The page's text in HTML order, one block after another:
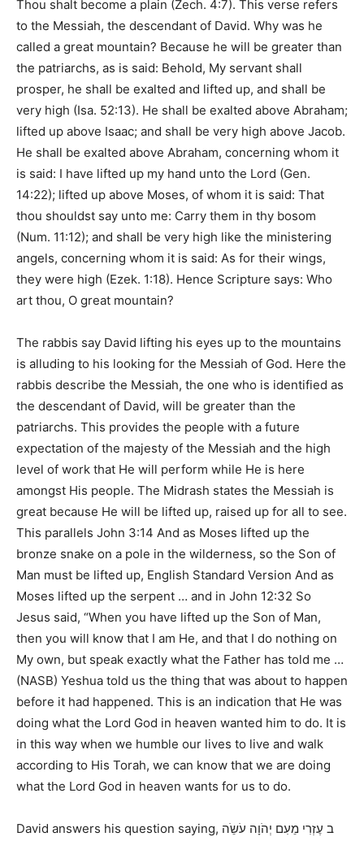
Thou shalt become a plain (Zech. 4:7). This verse refers
to the Messiah, the descendant of David. Why was he
called a great mountain? Because he will be greater than
the patriarchs, as is said: Behold, My servant shall
prosper, he shall be exalted and lifted up, and shall be
very high (Isa. 52:13). He shall be exalted above Abraham;
lifted up above Isaac; and shall be very high above Jacob.
He shall be exalted above Abraham, concerning whom it
is said: I have lifted up my hand unto the Lord (Gen.
14:22); lifted up above Moses, of whom it is said: That
thou shouldst say unto me: Carry them in thy bosom
(Num. 11:12); and shall be very high like the ministering
angels, concerning whom it is said: As for their wings,
they were high (Ezek. 1:18). Hence Scripture says: Who
art thou, O great mountain?
The rabbis say David lifting his eyes up to the mountains
is alluding to his looking for the Messiah of God. Here the
rabbis describe the Messiah, the one who is identified as
the descendant of David, will be greater than the
patriarchs. This provides the people with a future
expectation of the majesty of the Messiah and the high
level of work that He will perform while He is here
amongst His people. The Midrash states the Messiah is
great because He will be lifted up, raised up for all to see.
This parallels John 3:14 And as Moses lifted up the
bronze snake on a pole in the wilderness, so the Son of
Man must be lifted up, English Standard Version And as
Moses lifted up the serpent … and in John 12:32 So
Jesus said, “When you have lifted up the Son of Man,
then you will know that I am He, and that I do nothing on
My own, but speak exactly what the Father has told me …
(NASB) Yeshua told us the thing that was about to happen
before it had happened. This is an indication that He was
doing what the Lord God in heaven wanted him to do. It is
in this way when we humble our lives to live and walk
according to His Torah, we can know that we are doing
what the Lord God in heaven wants for us to do.
David answers his question saying, ב עֶזְרִי מֵעִם יְהֹוָה עֹשֵֹה